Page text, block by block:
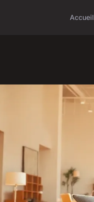
Accueil